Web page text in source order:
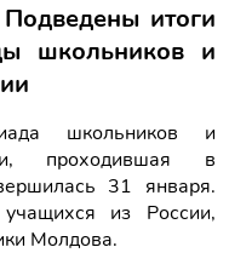
итоги
школьников и
школьников и
проходившая в
31 января.
из России,
Молдова.